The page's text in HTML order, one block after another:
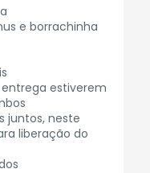
e borrachinha
estiverem
juntos, neste
liberação do